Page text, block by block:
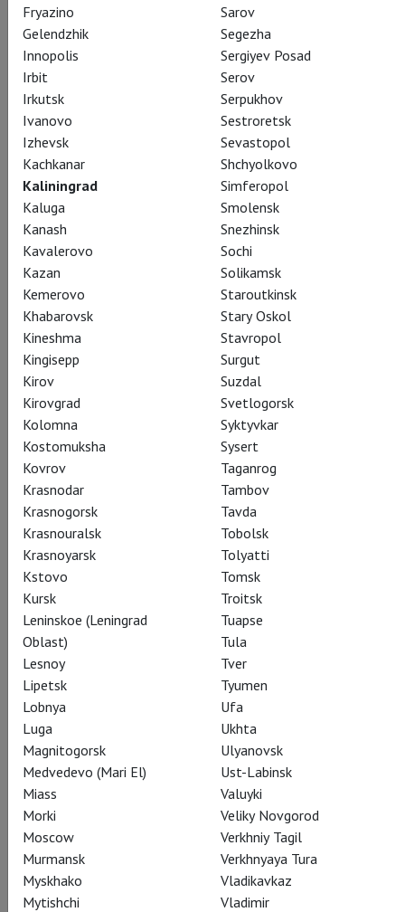
Pyotr Tchaikovsky
The Nutcracker
Щелкунчик
The Nutcracker is a family favourite at Christmas time and is
one of the most delightful ways to discover the
enchantment of ballet. The story of Clara, a girl on a magical
Christmas Eve adventure, is accompanied by sparkling music
and even dancing sweets! Watch the full company of The
Royal Ballet in this much-loved ballet classic.
Subscribe to The Newsletter
CAST CREATORS SUMMARY
THEATRE
Actors
The Sugar Plum Fairy
Yasmine Naghdi
Fryazino
Gelendzhik
Innopolis
Irbit
Irkutsk
Ivanovo
Izhevsk
Kachkanar
Kaliningrad
Kaluga
Kanash
Kavalerovo
Kazan
Kemerovo
Khabarovsk
Kineshma
Kingisepp
Kirov
Kirovgrad
Kolomna
Kostomuksha
Kovrov
Krasnodar
Krasnogorsk
Krasnouralsk
Krasnoyarsk
Kstovo
Kursk
Leninskoe (Leningrad
Oblast)
Lesnoy
Lipetsk
Lobnya
Luga
Magnitogorsk
Medvedevo (Mari El)
Miass
Morki
Moscow
Murmansk
Myskhako
Mytishchi
Sarov
Segezha
Sergiyev Posad
Serov
Serpukhov
Sestroretsk
Sevastopol
Shchyolkovo
Simferopol
Smolensk
Snezhinsk
Sochi
Solikamsk
Staroutkinsk
Stary Oskol
Stavropol
Surgut
Suzdal
Svetlogorsk
Syktyvkar
Sysert
Taganrog
Tambov
Tavda
Tobolsk
Tolyatti
Tomsk
Troitsk
Tuapse
Tula
Tver
Tyumen
Ufa
Ukhta
Ulyanovsk
Ust-Labinsk
Valuyki
Veliky Novgorod
Verkhniy Tagil
Verkhnyaya Tura
Vladikavkaz
Vladimir